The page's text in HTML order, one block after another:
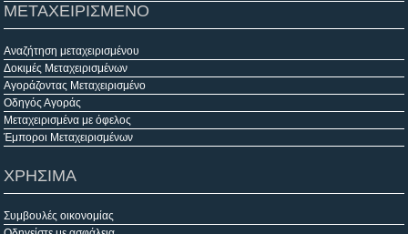
ΜΕΤΑΧΕΙΡΙΣΜΕΝΟ
Αναζήτηση μεταχειρισμένου
Δοκιμές Μεταχειρισμένων
Αγοράζοντας Μεταχειρισμένο
Οδηγός Αγοράς
Μεταχειρισμένα με όφελος
Έμποροι Μεταχειρισμένων
ΧΡΗΣΙΜΑ
Συμβουλές οικονομίας